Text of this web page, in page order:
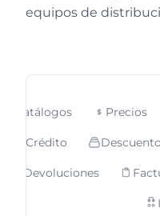
equipos de
Catálogos Precios
Crédito
Devoluciones